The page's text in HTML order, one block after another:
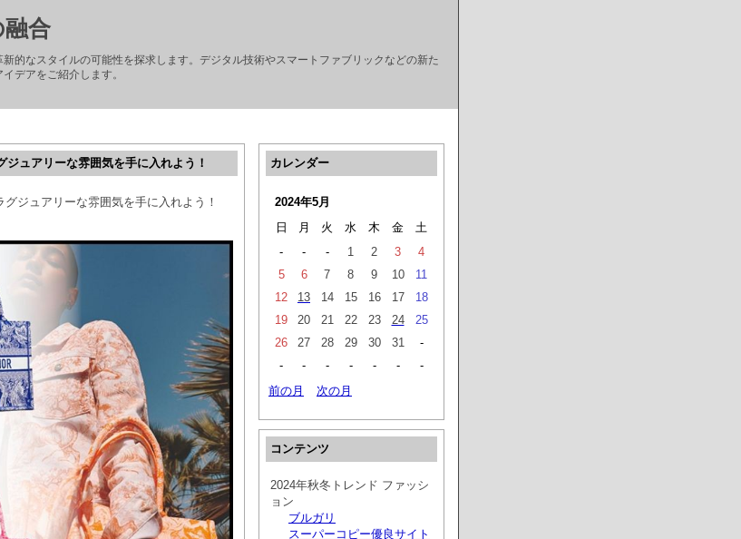
合
的なスタイルの可能性を探求します。デジタル技術やスマートファブリックなどの新た
デアをご紹介します。
ュアリーな雰囲気を手に入れよう！
グジュアリーな雰囲気を手に入れよう！
カレンダー
2024年5月
日
月 火 水 木 金
土
-
- - 1 2 3
4
5
6 7 8 9 10
11
12
13 14 15 16 17
18
19
20 21 22 23 24
25
26
27 28 29 30 31
-
-
- - - - -
-
前の月
次の月
コンテンツ
2024年秋冬トレンド ファッシ
ョン
ブルガリ
スーパーコピー優良サイト